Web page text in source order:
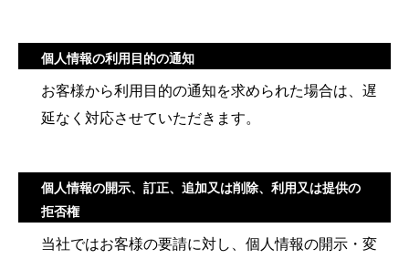
個人情報の利用目的の通知
お客様から利用目的の通知を求められた場合は、遅
延なく対応させていただきます。
個人情報の開示、訂正、追加又は削除、利用又は提供の
拒否権
当社ではお客様の要請に対し、個人情報の開示・変